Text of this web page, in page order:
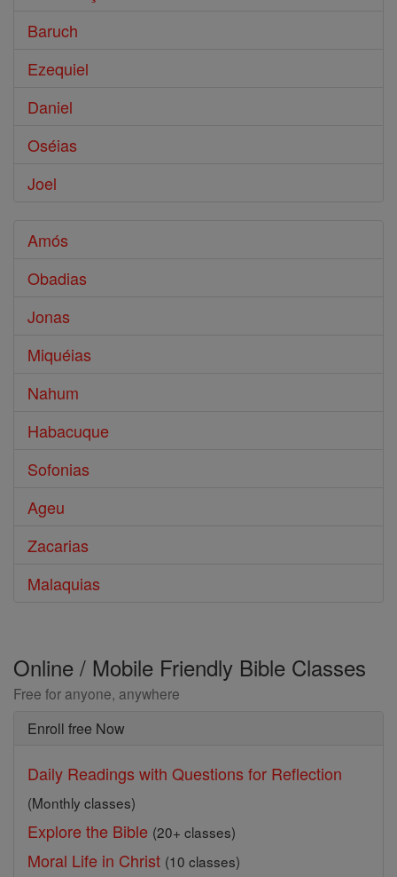
Baruch
Ezequiel
Daniel
Oséias
Joel
Amós
Obadias
Jonas
Miquéias
Nahum
Habacuque
Sofonias
Ageu
Zacarias
Malaquias
Online / Mobile Friendly Bible Classes
Free for anyone, anywhere
Enroll free Now
Daily Readings with Questions for Reflection
(Monthly classes)
Explore the Bible (20+ classes)
Moral Life in Christ (10 classes)